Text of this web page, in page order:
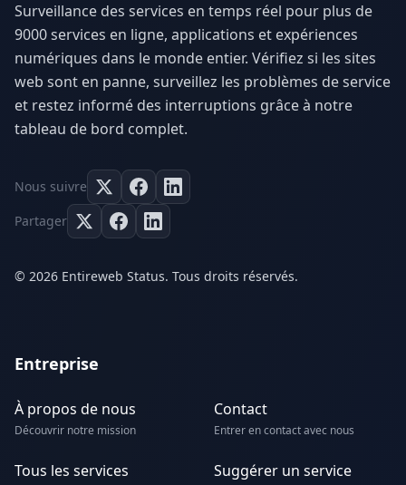
Surveillance des services en temps réel pour plus de
9000 services en ligne, applications et expériences
numériques dans le monde entier. Vérifiez si les sites
web sont en panne, surveillez les problèmes de service
et restez informé des interruptions grâce à notre
tableau de bord complet.
Nous suivre
Partager
© 2026 Entireweb Status. Tous droits réservés.
Entreprise
À propos de nous
Découvrir notre mission
Contact
Entrer en contact avec nous
Tous les services Suggérer un service